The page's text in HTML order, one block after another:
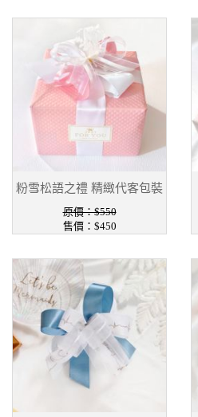
粉雪松語之禮 精緻代客包裝
原價：$550
售價：$450